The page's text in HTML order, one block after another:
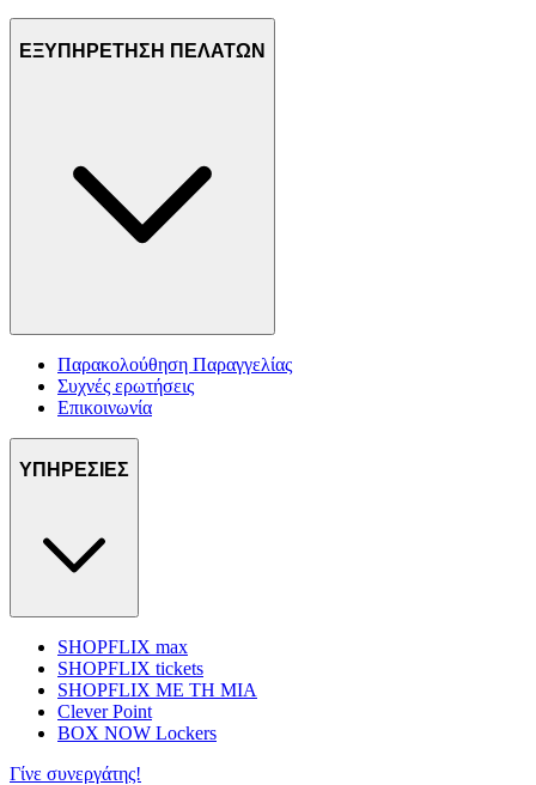
ΕΞΥΠΗΡΕΤΗΣΗ ΠΕΛΑΤΩΝ
Παρακολούθηση Παραγγελίας
Συχνές ερωτήσεις
Επικοινωνία
ΥΠΗΡΕΣΙΕΣ
SHOPFLIX max
SHOPFLIX tickets
SHOPFLIX ΜΕ ΤΗ ΜΙΑ
Clever Point
BOX NOW Lockers
Γίνε συνεργάτης!